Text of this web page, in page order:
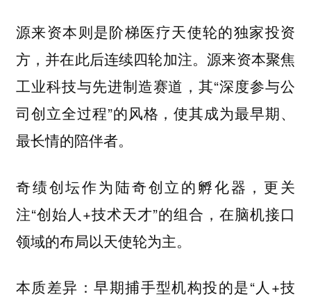
源来资本则是阶梯医疗天使轮的独家投资
方，并在此后连续四轮加注。源来资本聚焦
工业科技与先进制造赛道，其“深度参与公
司创立全过程”的风格，使其成为最早期、
最长情的陪伴者。
奇绩创坛作为陆奇创立的孵化器，更关
注“创始人+技术天才”的组合，在脑机接口
领域的布局以天使轮为主。
本质差异：早期捕手型机构投的是“人+技